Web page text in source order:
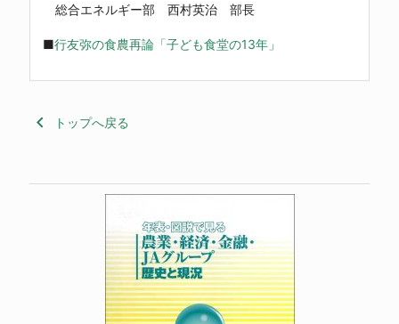
総合エネルギー部 西村英治 部長
■行友弥の食農再論「子ども食堂の13年」
keyboard_arrow_left トップへ戻る